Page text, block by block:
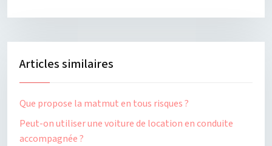
Articles similaires
Que propose la matmut en tous risques ?
Peut-on utiliser une voiture de location en conduite
accompagnée ?